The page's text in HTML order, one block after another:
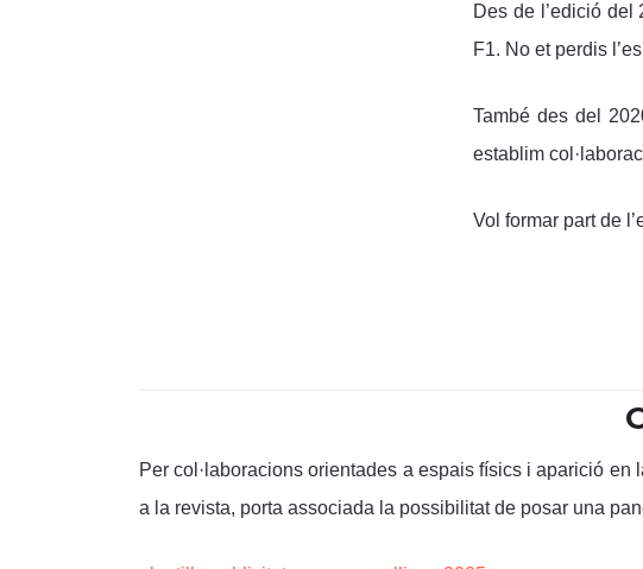
Des de l’edició del
F1. No et perdis
També des del
establim
Vol formar part de
Per col·laboracions orientades a espais físics i aparició
a la revista, porta associada la possibilitat de posar una